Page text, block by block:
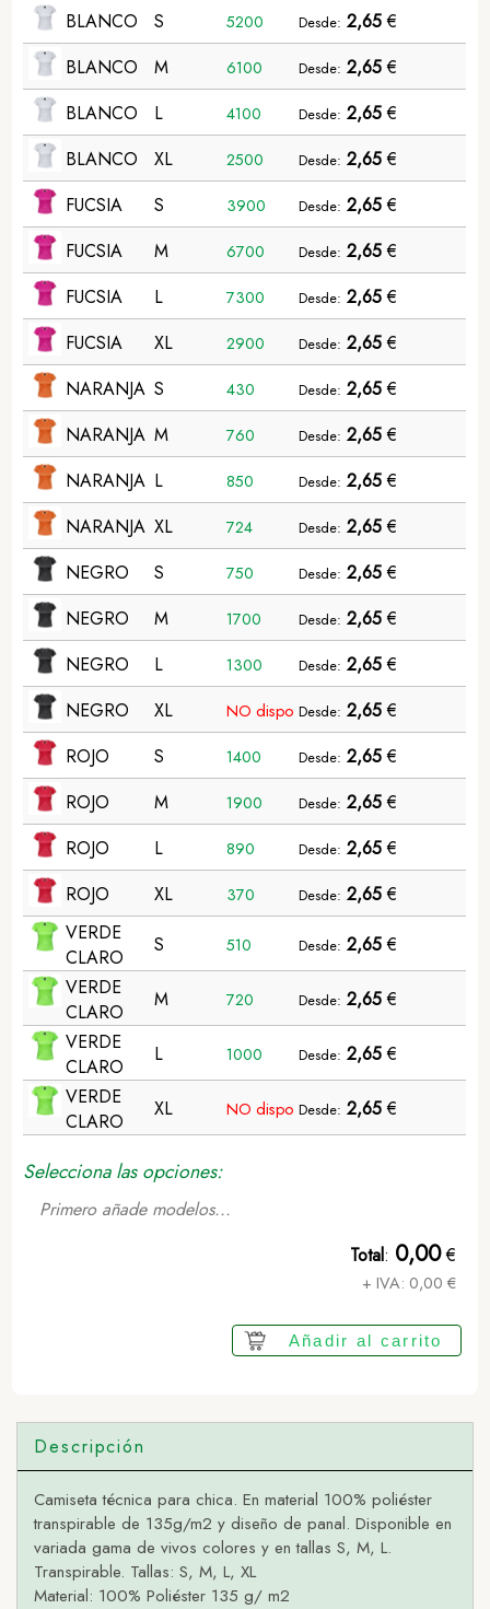
BLANCO
S 5200 Desde: 2,65€
BLANCO
M 6100 Desde: 2,65€
BLANCO
L 4100 Desde: 2,65€
BLANCO
XL 2500 Desde: 2,65€
FUCSIA
S 3900 Desde: 2,65€
FUCSIA
M 6700 Desde: 2,65€
FUCSIA
L 7300 Desde: 2,65€
FUCSIA
XL 2900 Desde: 2,65€
NARANJA S 430 Desde: 2,65€
NARANJA M 760 Desde: 2,65€
NARANJA L 850 Desde: 2,65€
NARANJA XL 724 Desde: 2,65€
NEGRO
S 750 Desde: 2,65€
NEGRO
M 1700 Desde: 2,65€
NEGRO
L 1300 Desde: 2,65€
NEGRO
XL NO dispo Desde: 2,65€
ROJO
S 1400 Desde: 2,65€
ROJO
M 1900 Desde: 2,65€
ROJO
L 890 Desde: 2,65€
ROJO
XL 370 Desde: 2,65€
VERDE
CLARO
S 510 Desde: 2,65€
VERDE
CLARO
M 720 Desde: 2,65€
VERDE
CLARO
L 1000 Desde: 2,65€
VERDE
CLARO
XL NO dispo Desde: 2,65€
Selecciona las opciones:
Primero añade modelos...
Total: 0,00€
+ IVA: 0,00 €
Añadir al carrito
Descripción
Camiseta técnica para chica. En material 100% poliéster
transpirable de 135g/m2 y diseño de panal. Disponible en
variada gama de vivos colores y en tallas S, M, L.
Transpirable. Tallas: S, M, L, XL
Material: 100% Poliéster 135 g/ m2